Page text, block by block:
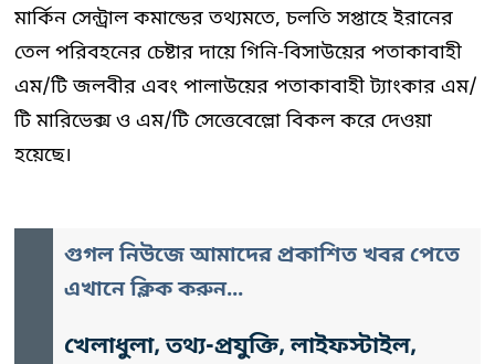
মার্কিন সেন্ট্রাল কমান্ডের তথ্যমতে, চলতি সপ্তাহে ইরানের
তেল পরিবহনের চেষ্টার দায়ে গিনি-বিসাউয়ের পতাকাবাহী
এম/টি জলবীর এবং পালাউয়ের পতাকাবাহী ট্যাংকার এম/
টি মারিভেক্স ও এম/টি সেত্তেবেল্লো বিকল করে দেওয়া
হয়েছে।
গুগল নিউজে আমাদের প্রকাশিত খবর পেতে
এখানে ক্লিক করুন...
খেলাধুলা, তথ্য-প্রযুক্তি, লাইফস্টাইল,